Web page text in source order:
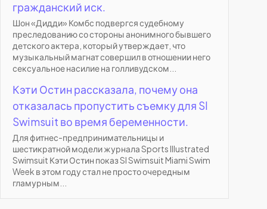
гражданский иск.
Шон «Дидди» Комбс подвергся судебному
преследованию со стороны анонимного бывшего
детского актера, который утверждает, что
музыкальный магнат совершил в отношении него
сексуальное насилие на голливудском...
Кэти Остин рассказала, почему она
отказалась пропустить съемку для SI
Swimsuit во время беременности.
Для фитнес-предпринимательницы и
шестикратной модели журнала Sports Illustrated
Swimsuit Кэти Остин показ SI Swimsuit Miami Swim
Week в этом году стал не просто очередным
гламурным...